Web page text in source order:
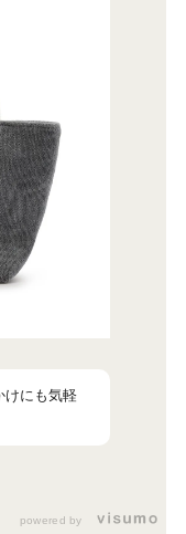
けにも気軽
powered by